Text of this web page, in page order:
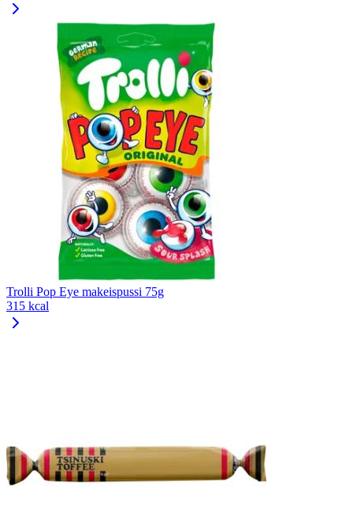
Trolli Pop Eye makeispussi 75g
315 kcal